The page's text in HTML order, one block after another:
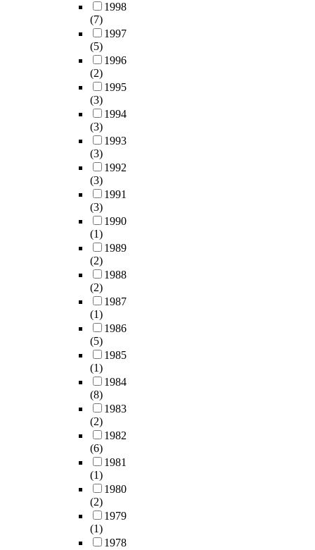
1998
(7)
1997
(5)
1996
(2)
1995
(3)
1994
(3)
1993
(3)
1992
(3)
1991
(3)
1990
(1)
1989
(2)
1988
(2)
1987
(1)
1986
(5)
1985
(1)
1984
(8)
1983
(2)
1982
(6)
1981
(1)
1980
(2)
1979
(1)
1978